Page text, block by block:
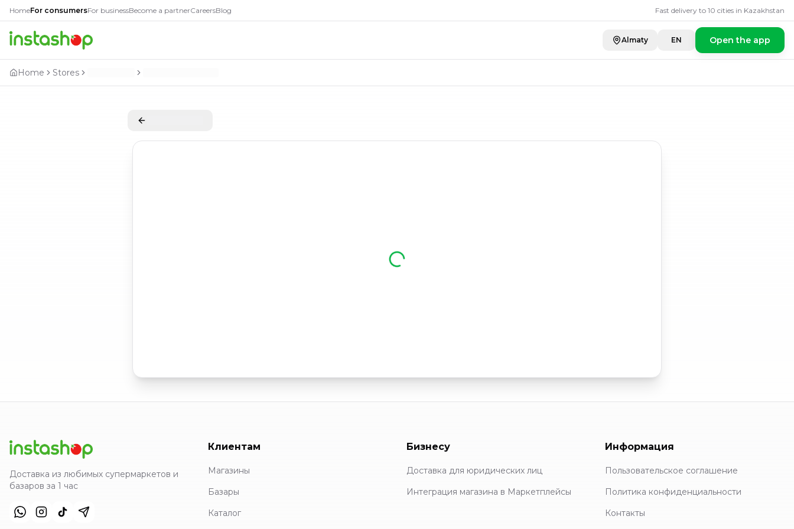
HomeFor consumersFor businessBecome a partnerCareersBlog Fast delivery to 10 cities in Kazakhstan
Almaty EN Open the app
Home Stores
Доставка из любимых супермаркетов и
базаров за 1 час
Клиентам
Магазины
Базары
Каталог
Бизнесу
Доставка для юридических лиц
Интеграция магазина в Маркетплейсы
Информация
Пользовательское соглашение
Политика конфиденциальности
Контакты